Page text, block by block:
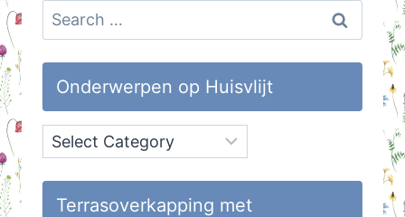
Search
for:
Onderwerpen op Huisvlijt
Onderwerpen
op
Huisvlijt
Terrasoverkapping met